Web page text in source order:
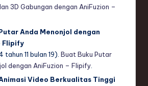
3D Gabungan dengan AniFuzion –
Anda Menonjol dengan
Flipify
11 bulan 19). Buat Buku Putar
dengan AniFuzion – Flipify
Video Berkualitas Tinggi